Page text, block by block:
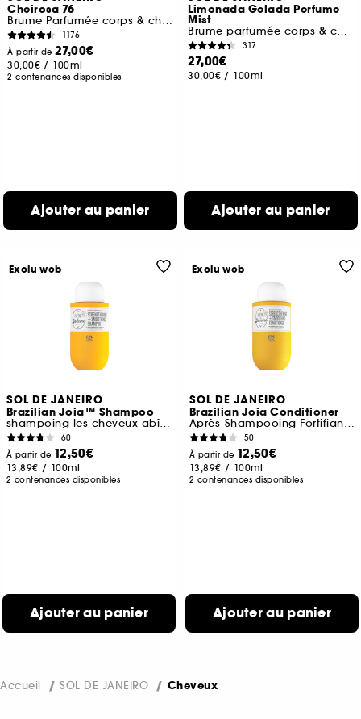
Cheirosa 76
Brume Parfumée corps & cheveux
1176
À partir de27,00€
30,00€ / 100ml
2 contenances disponibles
Ajouter au panier
Limonada Gelada Perfume
Mist
Brume parfumée corps & cheveux
317
27,00€
30,00€ / 100ml
Ajouter au panier
SOL DE JANEIRO
Brazilian Joia™ Shampoo
shampoing les cheveux abîmés
60
À partir de 12,50€
13,89€ / 100ml
2 contenances disponibles
Ajouter au panier
Exclu web
SOL DE JANEIRO
Brazilian Joia Conditioner
Après-Shampooing Fortifiant Et Lissant
50
À partir de 12,50€
13,89€ / 100ml
2 contenances disponibles
Ajouter au panier
Exclu web
Accueil SOL DE JANEIRO Cheveux